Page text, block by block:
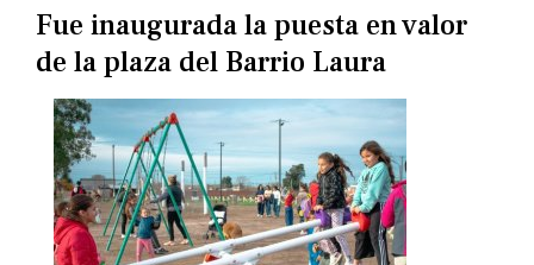
Fue inaugurada la puesta en valor
de la plaza del Barrio Laura